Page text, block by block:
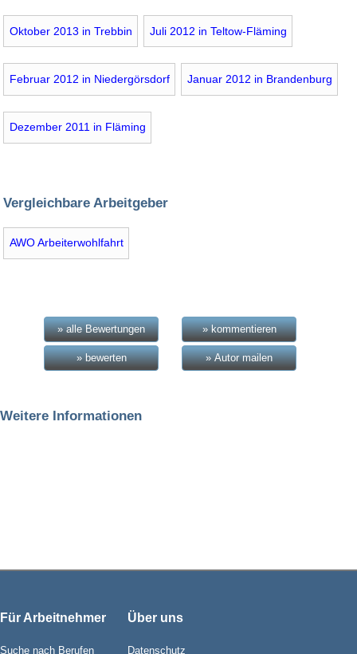
Oktober 2013 in Trebbin Juli 2012 in Teltow-Fläming
Februar 2012 in Niedergörsdorf Januar 2012 in Brandenburg
Dezember 2011 in Fläming
Vergleichbare Arbeitgeber
AWO Arbeiterwohlfahrt
» alle Bewertungen » kommentieren
» bewerten » Autor mailen
Weitere Informationen
Für Arbeitnehmer
Suche nach Berufen
Über uns
Datenschutz